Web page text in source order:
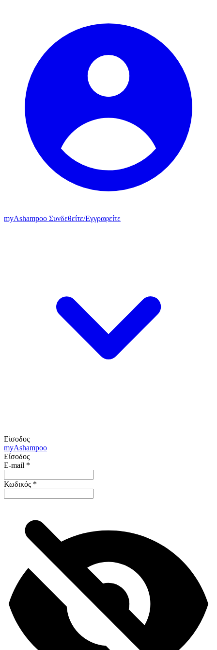
myAshampoo Συνδεθείτε/Εγγραφείτε
Είσοδος
myAshampoo
Είσοδος
E-mail *
Κωδικός *